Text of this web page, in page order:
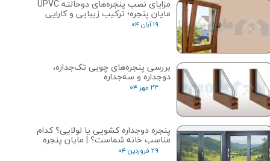
مزایای نصب پنجره‌های دوحالته UPVC
مایان پنجره؛ ترکیب زیبایی و کارایی
۱۹ آبان ۰۴
بررسی پنجره‌های چوبی تک‌جداره،
دوجداره و سه‌جداره
۲۳ مهر ۰۴
پنجره دوجداره کشویی یا لولایی؟ کدام
مناسب خانه شماست؟ | مایان پنجره
۲۹ فروردین ۰۴